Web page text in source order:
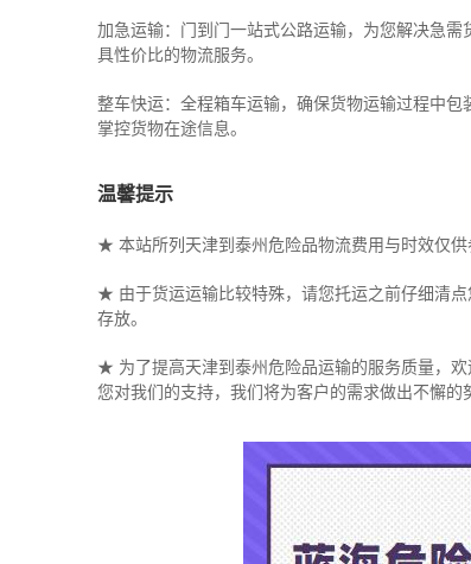
加急运输：门到门一站式公路运输，为您解决急
具性价比的物流服务。
整车快运：全程箱车运输，确保货物运输过程中
掌控货物在途信息。
温馨提示
★ 本站所列天津到泰州危险品物流费用与时效仅供
★ 由于货运运输比较特殊，请您托运之前仔细清
存放。
★ 为了提高天津到泰州危险品运输的服务质量，
您对我们的支持，我们将为客户的需求做出不懈